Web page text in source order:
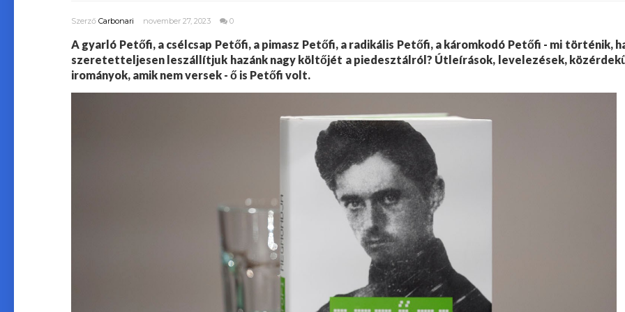
Szerző Carbonari november 27, 2023 0
A gyarló Petőfi, a csélcsap Petőfi, a pimasz Petőfi, a radikális Petőfi, a káromkodó Petőfi - mi történik,
szeretetteljesen leszállítjuk hazánk nagy költőjét a piedesztálról? Útleírások, levelezések,
irományok, amik nem versek - ő is Petőfi volt.